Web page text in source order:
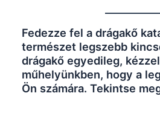
Fedezze fel a drágakő
természet legszebb
drágakő egyedileg,
műhelyünkben, hogy a
Ön számára. Tekintse